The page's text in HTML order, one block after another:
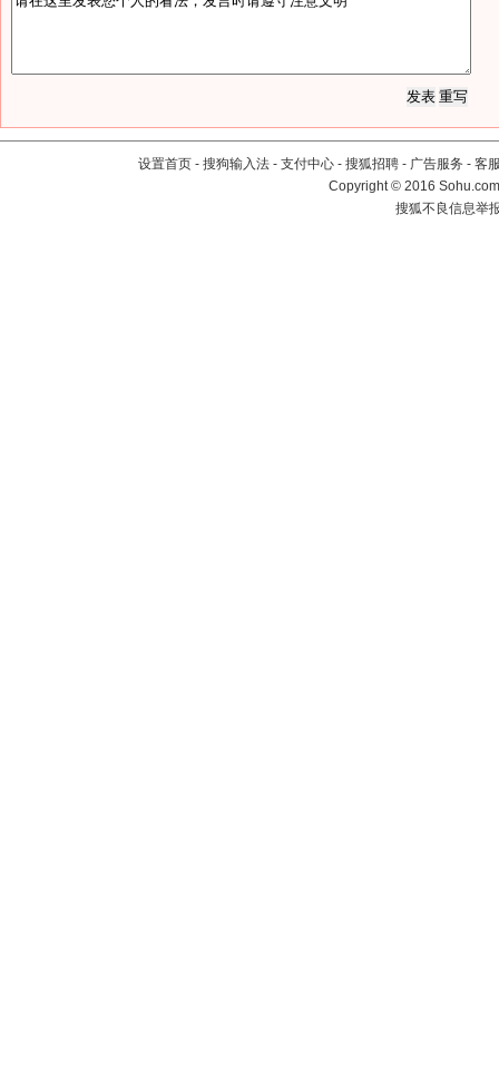
设置首页 - 搜狗输入法 - 支付中心 - 搜狐招聘 - 广告服务 - 客
Copyright©2016
搜狐不良信息举